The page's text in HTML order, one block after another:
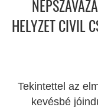
HELYZET CIVIL
Tekintettel az
kevésbé